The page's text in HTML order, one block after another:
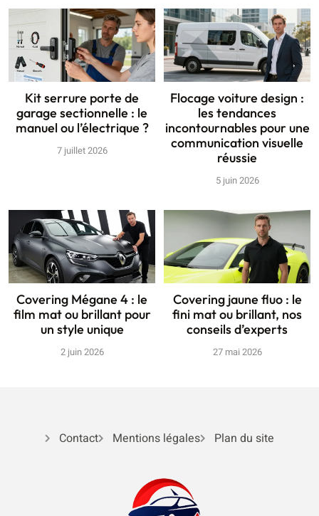
Kit serrure porte de
garage sectionnelle : le
manuel ou l’électrique ?
7 juillet 2026
Flocage voiture design :
les tendances
incontournables pour une
communication visuelle
réussie
5 juin 2026
Covering Mégane 4 : le
film mat ou brillant pour
un style unique
2 juin 2026
Covering jaune fluo : le
fini mat ou brillant, nos
conseils d’experts
27 mai 2026
Contact Mentions légales Plan du site